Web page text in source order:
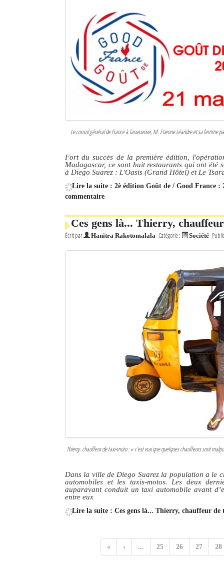
Le consul général de France à Tananarive, M. Etienne Léandre et sa femme
Fort du succès de la première édition,
Madagascar, ce sont huit restaurants qui ont été
à Diego Suarez : L'Oasis (Grand Hôtel) et Le
Lire la suite : 2è édition Goût de / Good France :
commentaire
Ces gens là... Thierry,
Écrit par Hanitra Rakotomalala Catégorie : Société
Thierry, chauffeur de taxi-moto :« c’est vrai que quelques chauffeurs sont
Dans la ville de Diego Suarez la population a le
automobiles et les taxis-motos. Les deux
auparavant conduit un taxi automobile avant
entre eux
Lire la suite : Ces gens là... Thierry, chauffeur de
« ‹ ... 25 26 27 28